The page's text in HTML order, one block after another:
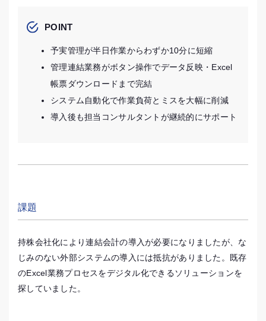
POINT
予実管理が半日作業からわずか10分に短縮
管理連結業務がボタン操作でデータ反映・Excel
帳票ダウンロードまで完結
システム自動化で作業負荷とミスを大幅に削減
導入後も担当コンサルタントが継続的にサポート
課題
持株会社化により連結会計の導入が必要になりましたが、な
じみのない外部システムの導入には抵抗がありました。既存
のExcel業務プロセスをデジタル化できるソリューションを
探していました。